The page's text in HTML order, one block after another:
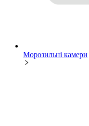
Морозильні камери